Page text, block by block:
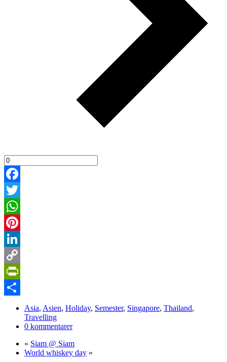
Facebook
Twitter
WhatsApp
Pinterest
LinkedIn
Copy
Link
PrintFriendly
Asia, Asien, Holiday, Semester, Singapore, Thailand,
Travelling
0 kommentarer
« Siam @ Siam
World whiskey day »